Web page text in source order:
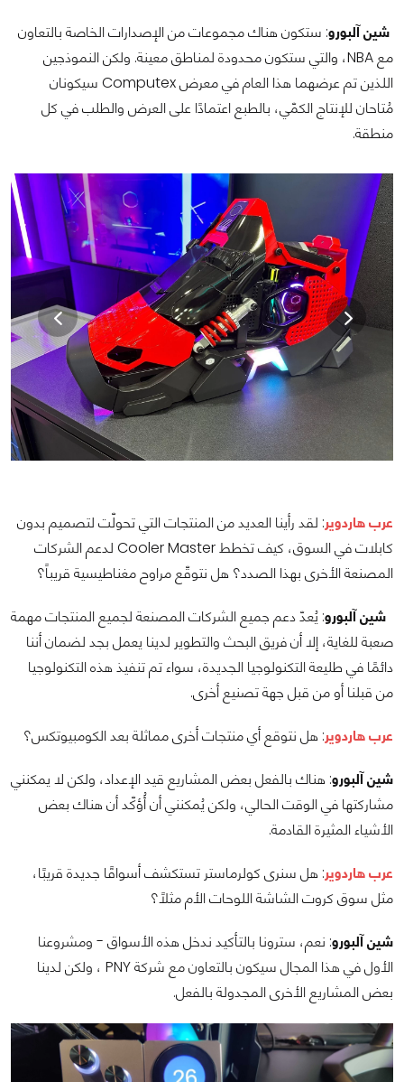
شين آلبورو: ستكون هناك مجموعات من الإصدارات الخاصة بالتعاون
مع NBA، والتي ستكون محدودة لمناطق معينة. ولكن النموذجين
اللذين تم عرضهما هذا العام في معرض Computex سيكونان
مُتاحان للإنتاج الكمّي، بالطبع اعتمادًا على العرض والطلب في كل
منطقة.
عرب هاردوير: لقد رأينا العديد من المنتجات التي تحولّت لتصميم بدون
كابلات في السوق، كيف تخطط Cooler Master لدعم الشركات
المصنعة الأخرى بهذا الصدد؟ هل نتوقّع مراوح مغناطيسية قريباً؟
شين آلبورو: يُعدّ دعم جميع الشركات المصنعة لجميع المنتجات مهمة
صعبة للغاية، إلا أن فريق البحث والتطوير لدينا يعمل بجد لضمان أننا
دائمًا في طليعة التكنولوجيا الجديدة، سواء تم تنفيذ هذه التكنولوجيا
من قبلنا أو من قبل جهة تصنيع أخرى.
عرب هاردوير: هل نتوقع أي منتجات أخرى مماثلة بعد الكومبيوتكس؟
شين آلبورو: هناك بالفعل بعض المشاريع قيد الإعداد، ولكن لا يمكنني
مشاركتها في الوقت الحالي، ولكن يُمكنني أن أُؤكّد أن هناك بعض
الأشياء المثيرة القادمة.
عرب هاردوير: هل سنرى كولرماستر تستكشف أسواقًا جديدة قريبًا،
مثل سوق كروت الشاشة اللوحات الأم مثلاً؟
شين آلبورو: نعم، سترونا بالتأكيد ندخل هذه الأسواق - ومشروعنا
الأول في هذا المجال سيكون بالتعاون مع شركة PNY ، ولكن لدينا
بعض المشاريع الأخرى المجدولة بالفعل.